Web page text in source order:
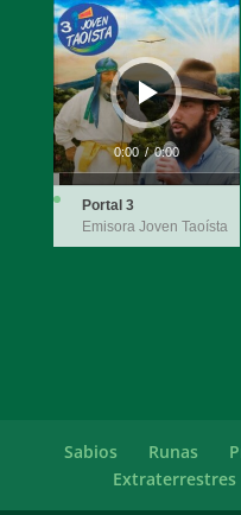
Reproductor
de
audio
0:00 / 0:00
Portal 3
Emisora Joven Taoísta
Sabios Runas
Extraterrestres